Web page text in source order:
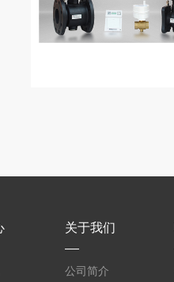
关于我们
公司简介